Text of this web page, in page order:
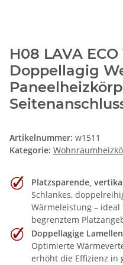
H08 LAVA
Doppellagig
Artikelnummer: w1511
Kategorie:
Platzsparende,
Schlankes,
Wärmeleistung –
begrenztem
Doppellagige
Optimierte
erhöht die Effizienz in